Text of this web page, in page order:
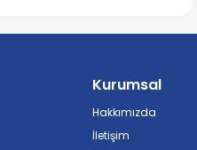
Kurumsal
Hakkımızda
İletişim